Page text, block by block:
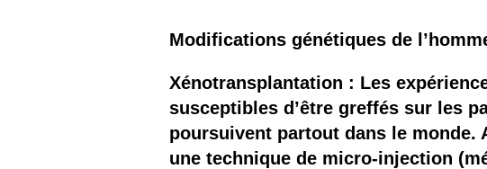
Modifications génétiques de
Xénotransplantation : Les
susceptibles d’être greffés sur les
poursuivent partout dans le monde.
une technique de micro-injection